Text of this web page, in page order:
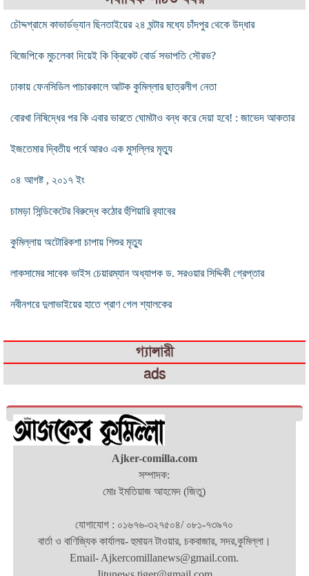
চৌদ্দগ্রামে কাভার্ডভ্যান ছিনতাইয়ের ২৪ ঘন্টার মধ্যে চাঁদপুর থেকে উদ্ধার
বিজেপিকে মুচলেকা দিয়েই কি ক্রিকেট বোর্ড সভাপতি সৌরভ?
ঢাকায় ফেনসিডিল পাচারকালে আটক কুমিল্লার ছাত্রলীগ নেতা
বোরখা নিষিদ্ধের পর কি এবার ভারতে ঘোমটাও বন্ধ করে দেয়া হবে! : জাভেদ আকতার
ইজতেমার দ্বিতীয় পর্বে আরও এক মুসল্লির মৃত্যু
০৪ আগষ্ট , ২০১৭ ইং
চামড়া সিন্ডিকেটের বিরুদ্ধে কঠোর হুঁশিয়ারি র‍্যাবের
কুমিল্লায় অটোরিকশা চাপায় শিশুর মৃত্যু
লাকসামের সাবেক ভাইস চেয়ারম্যান অধ্যাপক ড. সরওয়ার সিদ্দিকী গ্রেপ্তার
নবীনগরে দুলাভাইয়ের হাতে প্রাণ গেল শ্যালকের
গ্যালারী
ads
Ajker-comilla.com
সম্পাদক:
মোঃ ইমতিয়াজ আহমেদ (জিতু)
যোগাযোগ : ০১৬৭৬-৩২৭৫০৪/ ০৮১-৭৩৯৭০
বার্তা ও বাণিজ্যিক কার্যালয়- হুমায়ন টাওয়ার, চকবাজার, সদর,কুমিল্লা।
Email- Ajkercomillanews@gmail.com.